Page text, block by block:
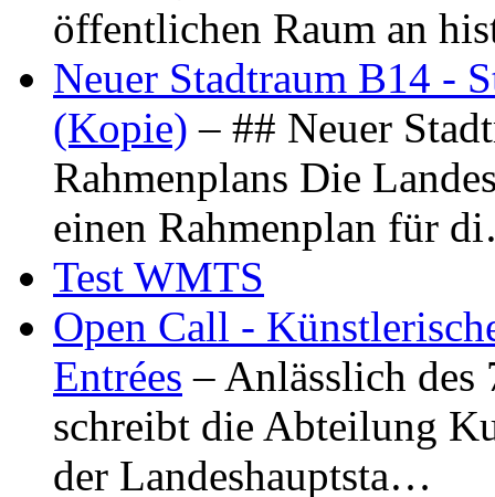
öffentlichen Raum an
Neuer Stadtraum B14 -
(Kopie) – ## Neuer
Rahmenplans Die
einen Rahmenplan für
Test WMTS
Open Call -
Entrées – Anlässlich
schreibt die Abteilung
der Landeshauptsta…